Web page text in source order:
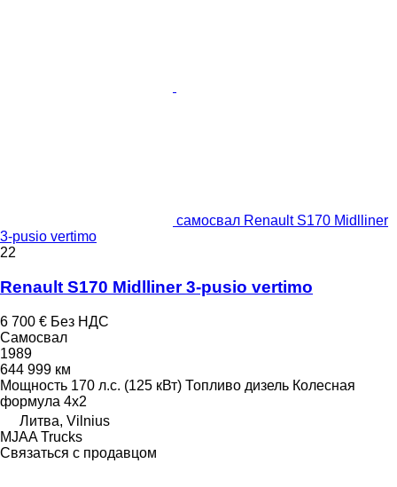
самосвал Renault S170 Midlliner
3-pusio vertimo
22
Renault S170 Midlliner 3-pusio vertimo
6 700 € Без НДС
Самосвал
1989
644 999 км
Мощность 170 л.с. (125 кВт) Топливо дизель Колесная
формула 4x2
Литва, Vilnius
MJAA Trucks
Связаться с продавцом